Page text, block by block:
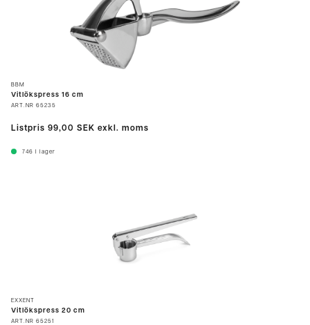
BBM
Vitlökspress 16 cm
ART.NR 65235
Listpris 99,00 SEK exkl. moms
746 I lager
EXXENT
Vitlökspress 20 cm
ART.NR 65251